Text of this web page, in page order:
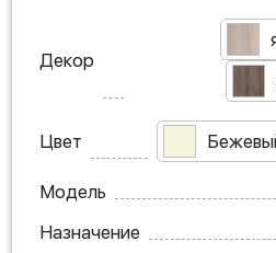
Декор
Цвет
Модель
Назначение